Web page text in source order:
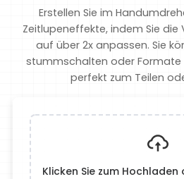
Erstellen Sie im
Zeitlupeneffekte, indem Sie
auf über 2x anpassen. Sie
stummschalten oder Formate
perfekt zum Teilen
Klicken Sie zum Hochladen